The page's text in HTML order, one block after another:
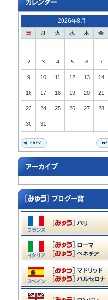
2026年8月
日 月 火 水 木 金
2 3 4 5 6 7
9 10 11 12 13 14
16 17 18 19 20 21
23 24 25 26 27 28
30 31